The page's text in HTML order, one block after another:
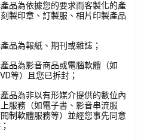
產品為依據您的要求而客製化的產
製印章、訂製服、相片印製產品
產品為報紙、期刊或雜誌；
產品為影音商品或電腦軟體（如
等）且您已拆封；
產品為非以有形媒介提供的數位內
服務（如電子書、影音串流服
制軟體服務等）並經您事先同意